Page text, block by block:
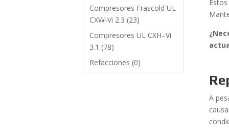
A
Compresores Frascold UL
CXW-Vi 2.3 (23)
Compresores UL CXH–Vi
3.1 (78)
Refacciones (0)